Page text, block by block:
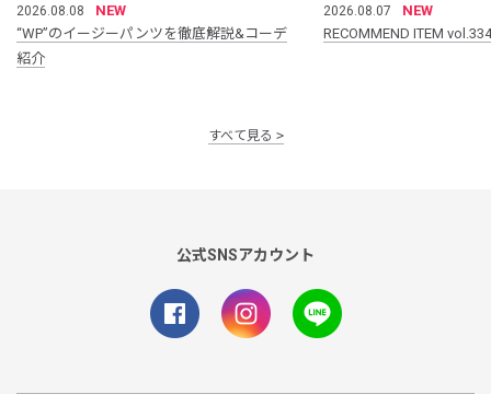
2026.08.08
NEW
“WP”のイージーパンツを徹底解説&コーデ
紹介
2026.08.07
NEW
RECOMMEND ITEM vol.334
すべて見る
公式SNSアカウント